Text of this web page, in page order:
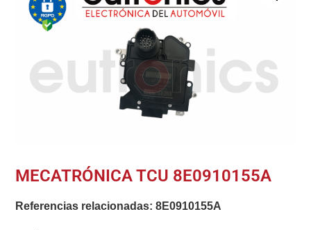
MECATRÓNICA TCU 8E0910155A
Referencias relacionadas:8E0910155A